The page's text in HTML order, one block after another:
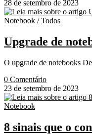
28 de setembro de 2023
Notebook /Todos
Upgrade de
O upgrade de notebooks
0 Comentário
23 de setembro de 2023
Notebook
8 sinais que o